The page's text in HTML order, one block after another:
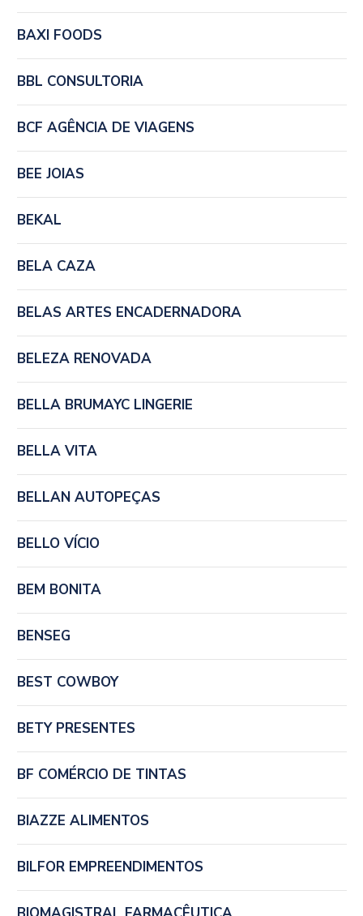
BAXI FOODS
BBL CONSULTORIA
BCF AGÊNCIA DE VIAGENS
BEE JOIAS
BEKAL
BELA CAZA
BELAS ARTES ENCADERNADORA
BELEZA RENOVADA
BELLA BRUMAYC LINGERIE
BELLA VITA
BELLAN AUTOPEÇAS
BELLO VÍCIO
BEM BONITA
BENSEG
BEST COWBOY
BETY PRESENTES
BF COMÉRCIO DE TINTAS
BIAZZE ALIMENTOS
BILFOR EMPREENDIMENTOS